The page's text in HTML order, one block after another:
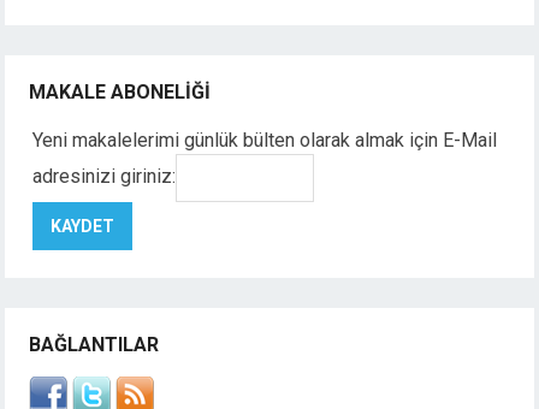
MAKALE ABONELIĞI
Yeni makalelerimi günlük bülten olarak almak için E-Mail
adresinizi giriniz:
BAĞLANTILAR